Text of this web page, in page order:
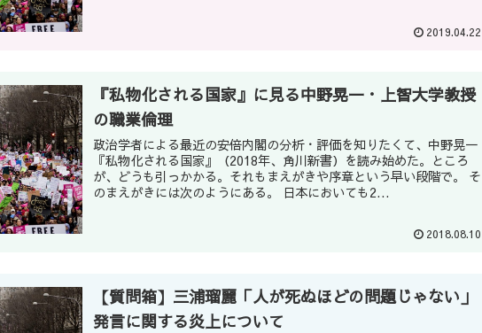
2019.04.22
『私物化される国家』に見る中野晃一・上智大学教授
の職業倫理
政治学者による最近の安倍内閣の分析・評価を知りたくて、中野晃一
『私物化される国家』（2018年、角川新書）を読み始めた。ところ
が、どうも引っかかる。それもまえがきや序章という早い段階で。 そ
のまえがきには次のようにある。 日本においても2...
2018.08.10
【質問箱】三浦瑠麗「人が死ぬほどの問題じゃない」
発言に関する炎上について